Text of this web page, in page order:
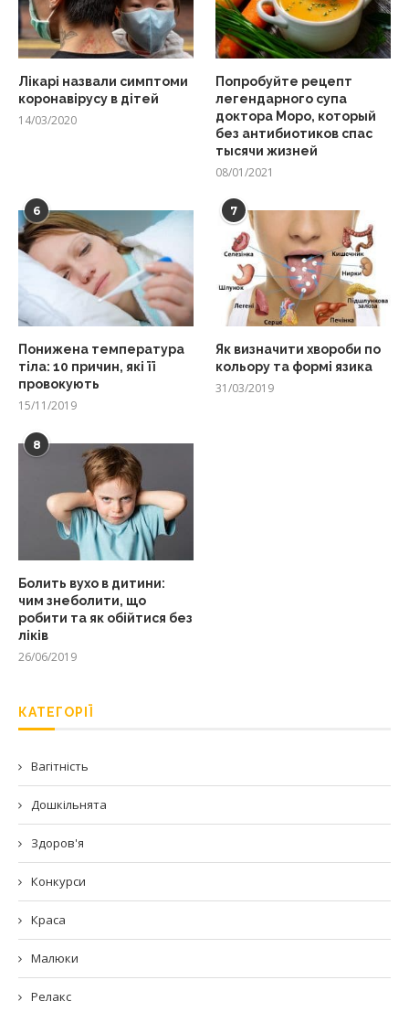
Лікарі назвали симптоми
коронавірусу в дітей
14/03/2020
Попробуйте рецепт
легендарного супа
доктора Моро, который
без антибиотиков спас
тысячи жизней
08/01/2021
6
Понижена температура
тіла: 10 причин, які її
провокують
15/11/2019
7
Як визначити хвороби по
кольору та формі язика
31/03/2019
8
Болить вухо в дитини:
чим знеболити, що
робити та як обійтися без
ліків
26/06/2019
КАТЕГОРІЇ
Вагітність
Дошкільнята
Здоров'я
Конкурси
Краса
Малюки
Релакс